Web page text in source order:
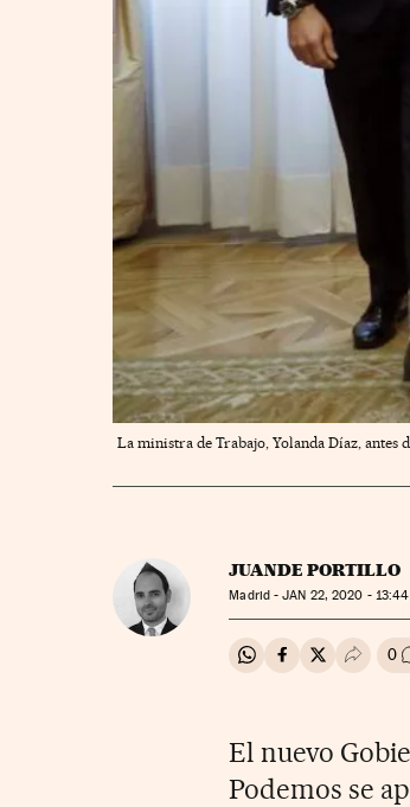
La ministra de Trabajo, Yolanda Díaz, antes
JUANDE PORTILLO
Madrid -JAN 22, 2020 - 13:44
Compartir en
Compartir en
Compartir0
El nuevo
Podemos se